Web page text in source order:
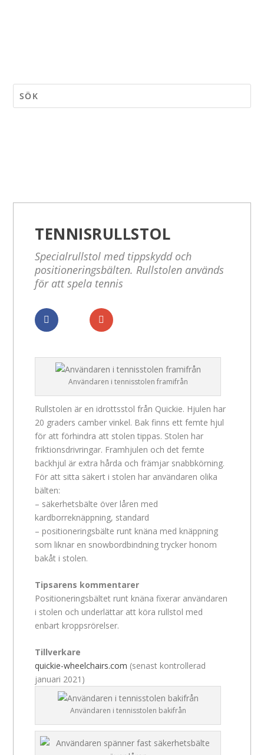
TENNISRULLSTOL
Specialrullstol med tippskydd och
positioneringsbälten. Rullstolen används
för att spela tennis
Användaren i tennisstolen framifrån
Rullstolen är en idrottsstol från Quickie. Hjulen har
20 graders camber vinkel. Bak finns ett femte hjul
för att förhindra att stolen tippas. Stolen har
friktionsdrivringar. Framhjulen och det femte
backhjul är extra hårda och främjar snabbkörning.
För att sitta säkert i stolen har användaren olika
bälten:
– säkerhetsbälte över låren med
kardborreknäppning, standard
– positioneringsbälte runt knäna med knäppning
som liknar en snowbordbindning trycker honom
bakåt i stolen.
Tipsarens kommentarer
Positioneringsbältet runt knäna fixerar användaren
i stolen och underlättar att köra rullstol med
enbart kroppsrörelser.
Tillverkare
quickie-wheelchairs.com (senast kontrollerad
januari 2021)
Användaren i tennisstolen bakifrån